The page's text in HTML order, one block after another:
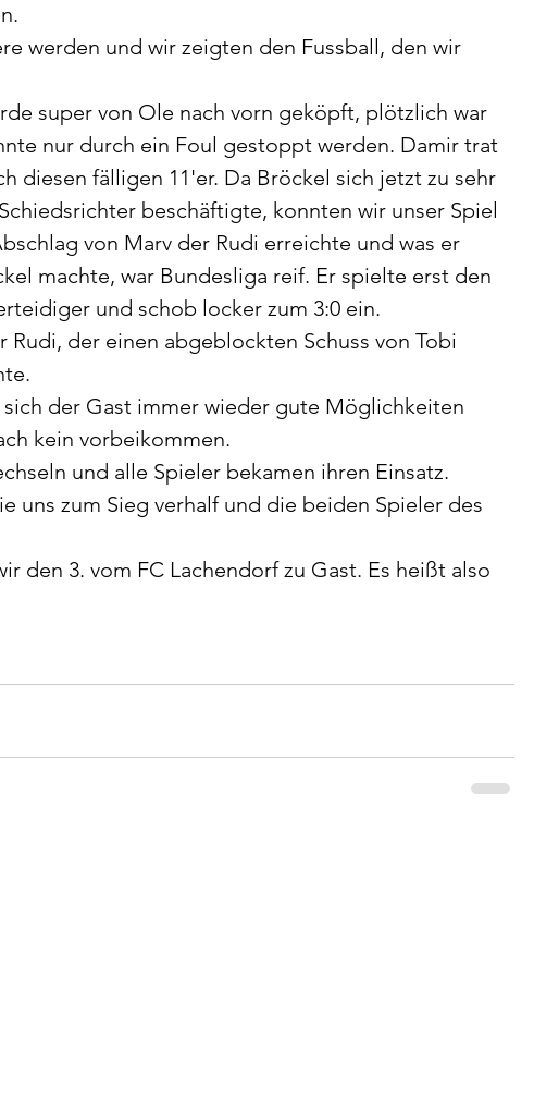
werden und wir zeigten den Fussball, den wir
super von Ole nach vorn geköpft, plötzlich war
nur durch ein Foul gestoppt werden. Damir trat
diesen fälligen 11'er. Da Bröckel sich jetzt zu sehr
beschäftigte, konnten wir unser Spiel
von Marv der Rudi erreichte und was er
machte, war Bundesliga reif. Er spielte erst den
und schob locker zum 3:0 ein.
Rudi, der einen abgeblockten Schuss von Tobi
der Gast immer wieder gute Möglichkeiten
kein vorbeikommen.
und alle Spieler bekamen ihren Einsatz.
uns zum Sieg verhalf und die beiden Spieler des
den 3. vom FC Lachendorf zu Gast. Es heißt also